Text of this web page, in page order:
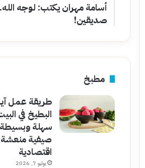
أسامة مهران يكتب: لوجه
صديقين!
مطبخ
طريقة عمل
البطيخ في
سهلة
صيفية
اقتصادية
يوليو 7, 2026